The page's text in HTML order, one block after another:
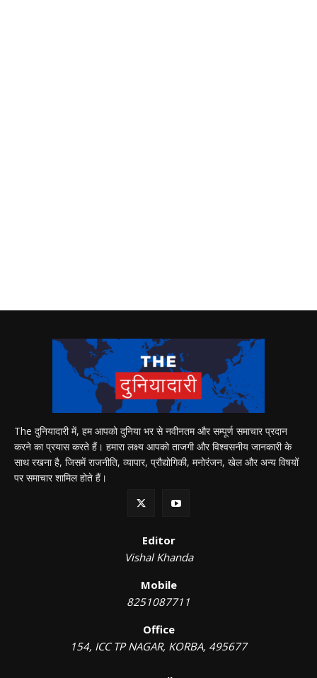
The दुनियादारी में, हम आपको दुनिया भर से नवीनतम और सम्पूर्ण समाचार प्रदान
करने का प्रयास करते हैं। हमारा लक्ष्य आपको ताजगी और विश्वसनीय जानकारी के
साथ रखना है, जिसमें राजनीति, व्यापार, प्रौद्योगिकी, मनोरंजन, खेल और अन्य विषयों
पर समाचार शामिल होते हैं।
Editor
Vishal Khanda
Mobile
8251087711
Office
154, ICC TP NAGAR, KORBA, 495677